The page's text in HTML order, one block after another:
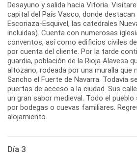
Desayuno y salida hacia Vitoria.
capital del País Vasco, donde destacan
Escoriaza-Esquivel, las catedrales
incluidas). Cuenta con numerosas
conventos, así como edificios civiles
por cuenta del cliente. Por la tarde
guardia, población de la Rioja Alavesa
altozano, rodeada por una muralla que
Sancho el Fuerte de Navarra. Todavía
puertas de acceso a la ciudad. Sus
un gran sabor medieval. Todo el
por bodegas o cuevas familiares.
alojamiento.
Día 3